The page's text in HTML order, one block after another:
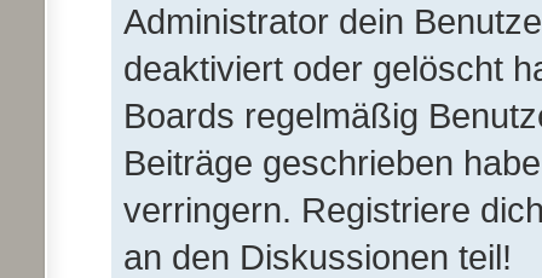
Administrator dein
deaktiviert oder gelöscht
Boards regelmäßig
Beiträge geschrieben
verringern. Registriere
an den Diskussionen teil!